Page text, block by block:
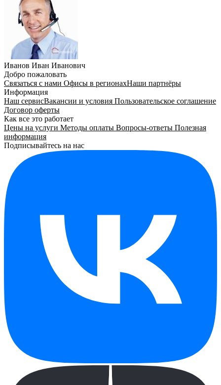
Иванов Иван Иванович
Добро пожаловать
Связаться с нами Офисы в регионахНаши партнёры
Информация
Наш сервисВакансии и условия Пользовательское соглашение
Договор оферты
Как все это работает
Цены на услуги Методы оплаты Вопросы-ответы Полезная
информация
Подписывайтесь на нас